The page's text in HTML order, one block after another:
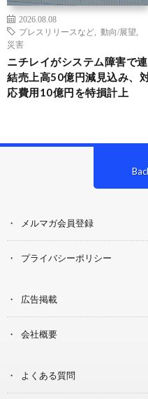
2026.08.08
プレスリリースなど
動向/展望
災害
ニチレイがシステム障害で連
結売上高50億円減見込み、
応費用10億円を特損計上
メルマガ会員登録
プライバシーポリシー
広告掲載
会社概要
よくある質問